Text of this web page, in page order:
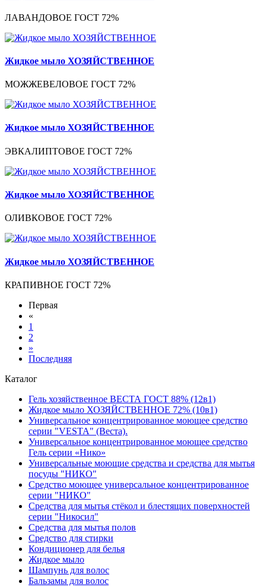
ЛАВАНДОВОЕ ГОСТ 72%
Жидкое мыло ХОЗЯЙСТВЕННОЕ
МОЖЖЕВЕЛОВОЕ ГОСТ 72%
Жидкое мыло ХОЗЯЙСТВЕННОЕ
ЭВКАЛИПТОВОЕ ГОСТ 72%
Жидкое мыло ХОЗЯЙСТВЕННОЕ
ОЛИВКОВОЕ ГОСТ 72%
Жидкое мыло ХОЗЯЙСТВЕННОЕ
КРАПИВНОЕ ГОСТ 72%
Первая
«
1
2
»
Последняя
Каталог
Гель хозяйственное ВЕСТА ГОСТ 88% (12в1)
Жидкое мыло ХОЗЯЙСТВЕННОЕ 72% (10в1)
Универсальное концентрированное моющее средство
серии "VESTA" (Веста).
Универсальное концентрированное моющее средство
Гель серии «Нико»
Универсальные моющие средства и средства для мытья
посуды "НИКО"
Средство моющее универсальное концентрированное
серии "НИКО"
Средства для мытья стёкол и блестящих поверхностей
серии "Никосил"
Средства для мытья полов
Средство для стирки
Кондиционер для белья
Жидкое мыло
Шампунь для волос
Бальзамы для волос